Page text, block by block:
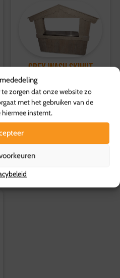
zorgen dat onze website zo
met het gebruiken van de
hiermee instemt.
voor deze prijs.
voor etenswaren.
een retourtermijn van 14
kosten worden vergoed.
onze
Grey Wash Skihut
79,50p.s.
Toevoegen aan
winkelwagen